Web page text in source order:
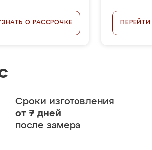
О РАССРОЧКЕ
Сроки изготовления
от 7 дней
после замера